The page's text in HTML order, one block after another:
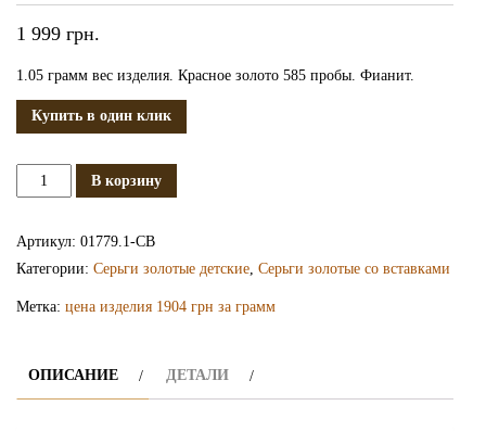
1 999 грн.
1.05 грамм вес изделия. Красное золото 585 пробы. Фианит.
Купить в один клик
Количество
СВ1779.1
В корзину
Артикул: 01779.1-СВ
Категории: Серьги золотые детские, Серьги золотые со вставками
Метка: цена изделия 1904 грн за грамм
ОПИСАНИЕ ДЕТАЛИ